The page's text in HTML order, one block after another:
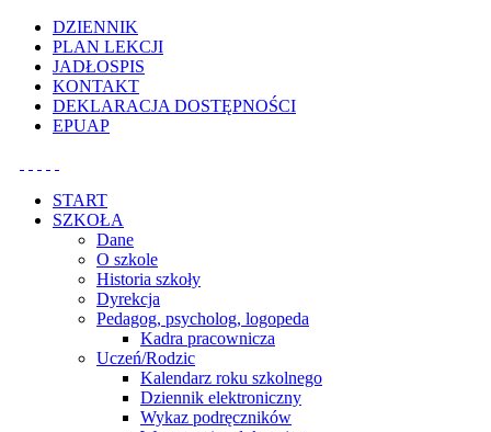
witryna
zawiera
system
dostępności.
DZIENNIK
PLAN LEKCJI
JADŁOSPIS
KONTAKT
DEKLARACJA DOSTĘPNOŚCI
EPUAP
START
SZKOŁA
Dane
O szkole
Historia szkoły
Dyrekcja
Pedagog, psycholog, logopeda
Kadra pracownicza
Uczeń/Rodzic
Kalendarz roku szkolnego
Dziennik elektroniczny
Wykaz podręczników